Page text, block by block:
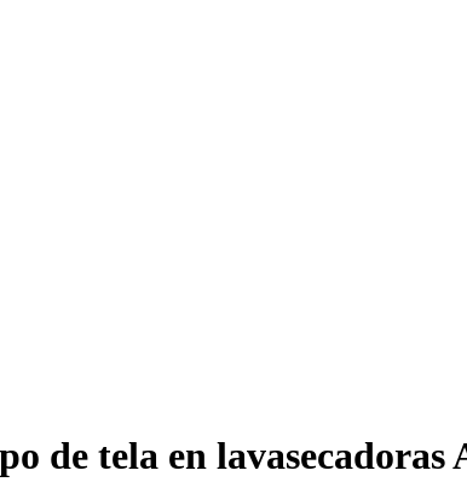
de tela en lavasecadoras